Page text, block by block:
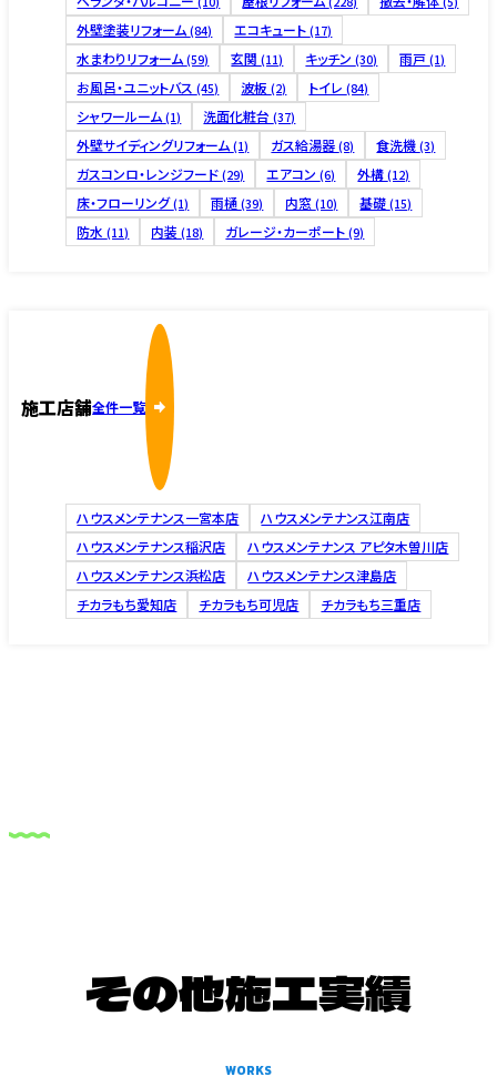
外壁塗装リフォーム(84) エコキュート(17)
水まわりリフォーム(59) 玄関(11) キッチン(30) 雨戸(1)
お風呂・ユニットバス(45) 波板(2) トイレ(84)
シャワールーム(1) 洗面化粧台(37)
外壁サイディングリフォーム(1) ガス給湯器(8) 食洗機(3)
ガスコンロ・レンジフード(29) エアコン(6) 外構(12)
床・フローリング(1) 雨樋(39) 内窓(10) 基礎(15)
防水(11) 内装(18) ガレージ・カーポート(9)
施工店舗全件一覧
ハウスメンテナンス一宮本店
ハウスメンテナンス江南店
ハウスメンテナンス稲沢店
ハウスメンテナンス アピタ木曽川店
ハウスメンテナンス浜松店
ハウスメンテナンス津島店
チカラもち愛知店
チカラもち可児店 チカラもち三重店
その他施工実績
WORKS